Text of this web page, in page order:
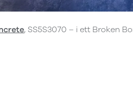
, SS5S3070 – i ett Broken